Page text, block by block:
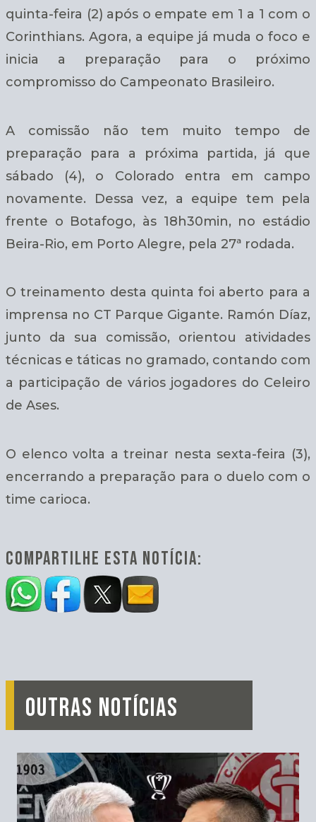
quinta-feira (2) após o empate em 1 a 1 com o
Corinthians. Agora, a equipe já muda o foco e
inicia a preparação para o próximo
compromisso do Campeonato Brasileiro.
A comissão não tem muito tempo de
preparação para a próxima partida, já que
sábado (4), o Colorado entra em campo
novamente. Dessa vez, a equipe tem pela
frente o Botafogo, às 18h30min, no estádio
Beira-Rio, em Porto Alegre, pela 27ª rodada.
O treinamento desta quinta foi aberto para a
imprensa no CT Parque Gigante. Ramón Díaz,
junto da sua comissão, orientou atividades
técnicas e táticas no gramado, contando com
a participação de vários jogadores do Celeiro
de Ases.
O elenco volta a treinar nesta sexta-feira (3),
encerrando a preparação para o duelo com o
time carioca.
COMPARTILHE ESTA NOTÍCIA:
OUTRAS NOTÍCIAS